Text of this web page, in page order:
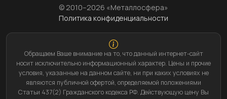
© 2010–2026 «Металлосфера»
Политика конфиденциальности
Обращаем Ваше внимание на то, что данный интернет-сайт
носит исключительно информационный характер. Цены и прочие
условия, указанные на данном сайте, ни при каких условиях не
являются публичной офертой, определяемой положениями
Статьи 437(2) Гражданского кодекса РФ. Действующую цену Вы